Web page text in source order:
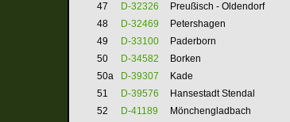
47
D-32326 Preußisch - Oldendorf
48
D-32469 Petershagen
49
D-33100 Paderborn
50
D-34582 Borken
50a
D-39307 Kade
51
D-39576 Hansestadt Stendal
52
D-41189 Mönchengladbach